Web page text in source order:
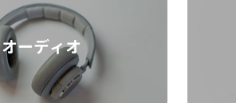
オーディオ